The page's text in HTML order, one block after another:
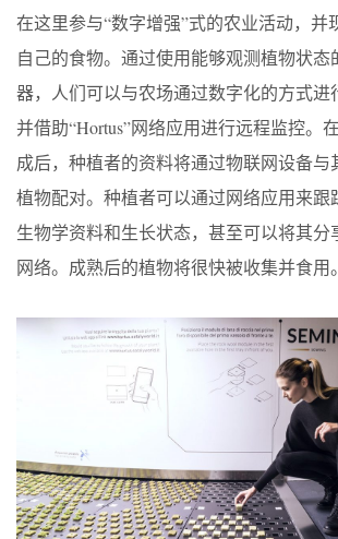
在这里参与“数字增强”式的农业活动，并
自己的食物。通过使用能够观测植物状态
器，人们可以与农场通过数字化的方式进
并借助“Hortus”网络应用进行远程监控。
成后，种植者的资料将通过物联网设备与
植物配对。种植者可以通过网络应用来跟
生物学资料和生长状态，甚至可以将其分
网络。成熟后的植物将很快被收集并食用。